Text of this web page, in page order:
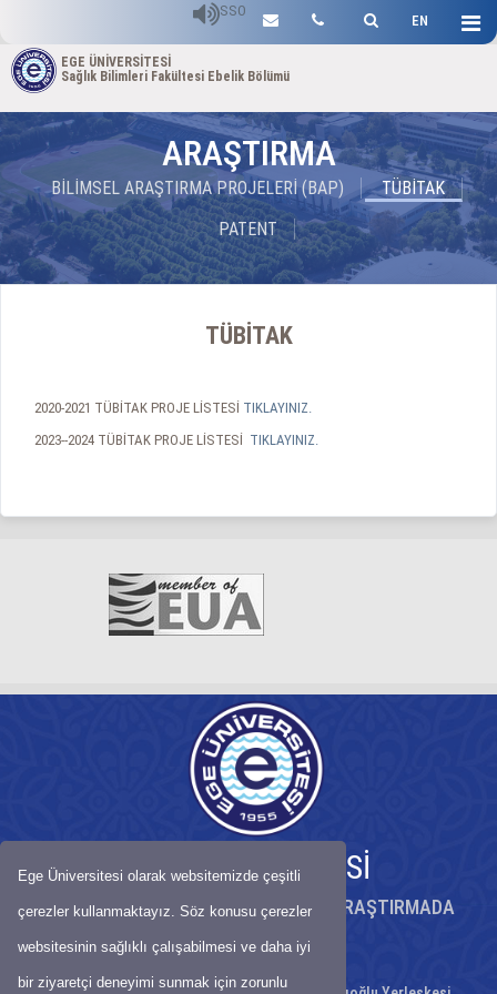
Ege Üniversitesi olarak websitemizde çeşitli
çerezler kullanmaktayız. Söz konusu çerezler
websitesinin sağlıklı çalışabilmesi ve daha iyi
bir ziyaretçi deneyimi sunmak için zorunlu
EN
SSO
EGE ÜNİVERSİTESİ
Sağlık Bilimleri Fakültesi Ebelik Bölümü
ARAŞTIRMA
BİLİMSEL ARAŞTIRMA PROJELERİ (BAP)
TÜBİTAK
PATENT
TÜBİTAK
2020-2021 TÜBİTAK PROJE LİSTESİ TIKLAYINIZ.
2023--2024 TÜBİTAK PROJE LİSTESİ TIKLAYINIZ.
EGE ÜNİVERSİTESİ
KÖKLÜ BİRİKİMİYLE BİLİMDE ÖNCÜ, ARAŞTIRMADA